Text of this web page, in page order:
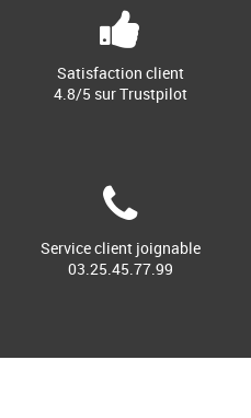
Satisfaction client
4.8/5 sur Trustpilot
Service client joignable
03.25.45.77.99